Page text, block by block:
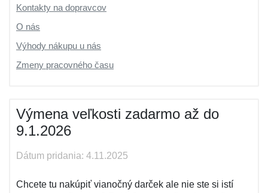
Kontakty na dopravcov
O nás
Výhody nákupu u nás
Zmeny pracovného času
Výmena veľkosti zadarmo až do
9.1.2026
Dátum pridania: 4.11.2025
Chcete tu nakúpiť vianočný darček ale nie ste si istí